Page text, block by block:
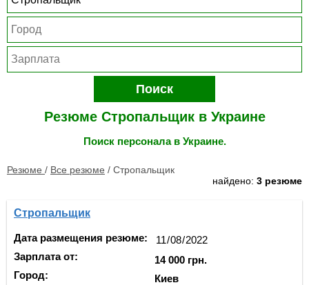
Поиск
Резюме Стропальщик в Украине
Поиск персонала в Украине.
Резюме / Все резюме / Стропальщик
найдено: 3 резюме
Стропальщик
Дата размещения резюме:
Зарплата от:
Город:
14 000 грн.
Киев